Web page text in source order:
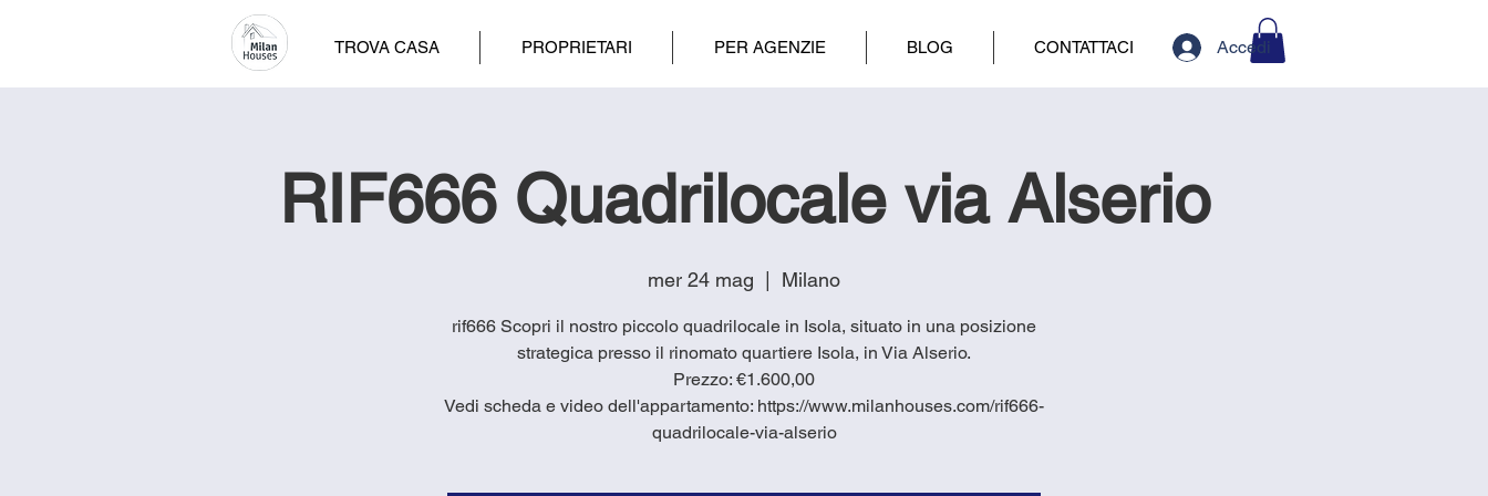
TROVA CASA PROPRIETARI PER AGENZIE BLOG CONTATTACI Accedi
RIF666 Quadrilocale via Alserio
mer 24 mag
  |
Milano
rif666 Scopri il nostro piccolo quadrilocale in Isola, situato in una posizione
strategica presso il rinomato quartiere Isola, in Via Alserio.
Prezzo: €1.600,00
Vedi scheda e video dell'appartamento: https://www.milanhouses.com/rif666-
quadrilocale-via-alserio